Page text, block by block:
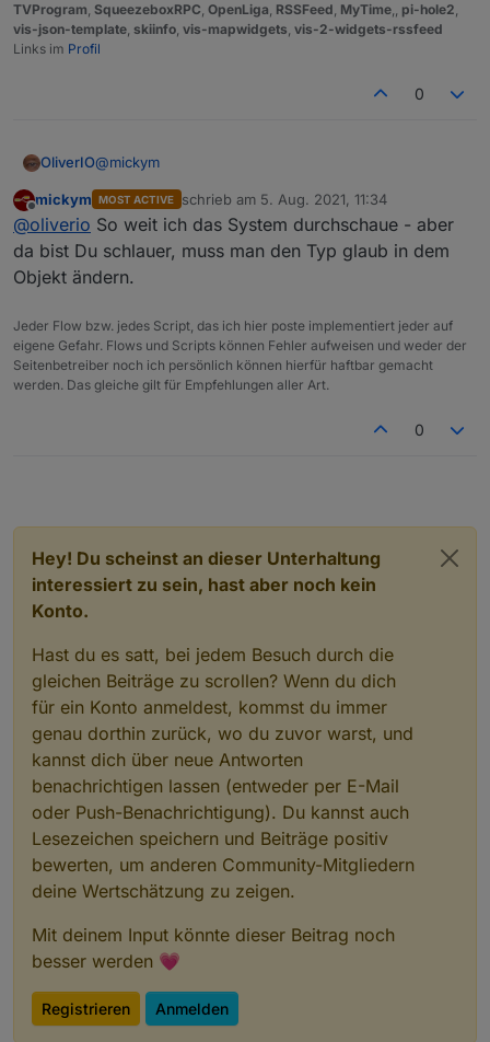
TVProgram, SqueezeboxRPC, OpenLiga, RSSFeed, MyTime,, pi-hole2,
vis-json-template, skiinfo, vis-mapwidgets, vis-2-widgets-rssfeed
Links im Profil
0
OliverIO@mickym
schön wäre eine musterlösung für eine migration.
dann könnte man die genau so in den adapter
einbauen
und es müsste sich nicht jeder eine eigene Funktion
ausdenken.
idee für eine Funktionssignatur wäre:
oder müsste es eigentlich Object heißen?
Offline
mickym MOST ACTIVE schrieb am 5. Aug. 2021, 11:34
zuletzt editiert von
@oliverio So weit ich das System durchschaue - aber
da bist Du schlauer, muss man den Typ glaub in dem
Objekt ändern.
Jeder Flow bzw. jedes Script, das ich hier poste implementiert jeder auf
eigene Gefahr. Flows und Scripts können Fehler aufweisen und weder der
Seitenbetreiber noch ich persönlich können hierfür haftbar gemacht
werden. Das gleiche gilt für Empfehlungen aller Art.
0
Hey! Du scheinst an dieser Unterhaltung
interessiert zu sein, hast aber noch kein
Konto.
Hast du es satt, bei jedem Besuch durch die
gleichen Beiträge zu scrollen? Wenn du dich
für ein Konto anmeldest, kommst du immer
genau dorthin zurück, wo du zuvor warst, und
kannst dich über neue Antworten
benachrichtigen lassen (entweder per E-Mail
oder Push-Benachrichtigung). Du kannst auch
Lesezeichen speichern und Beiträge positiv
bewerten, um anderen Community-Mitgliedern
deine Wertschätzung zu zeigen.
Mit deinem Input könnte dieser Beitrag noch
besser werden 💗
Registrieren Anmelden